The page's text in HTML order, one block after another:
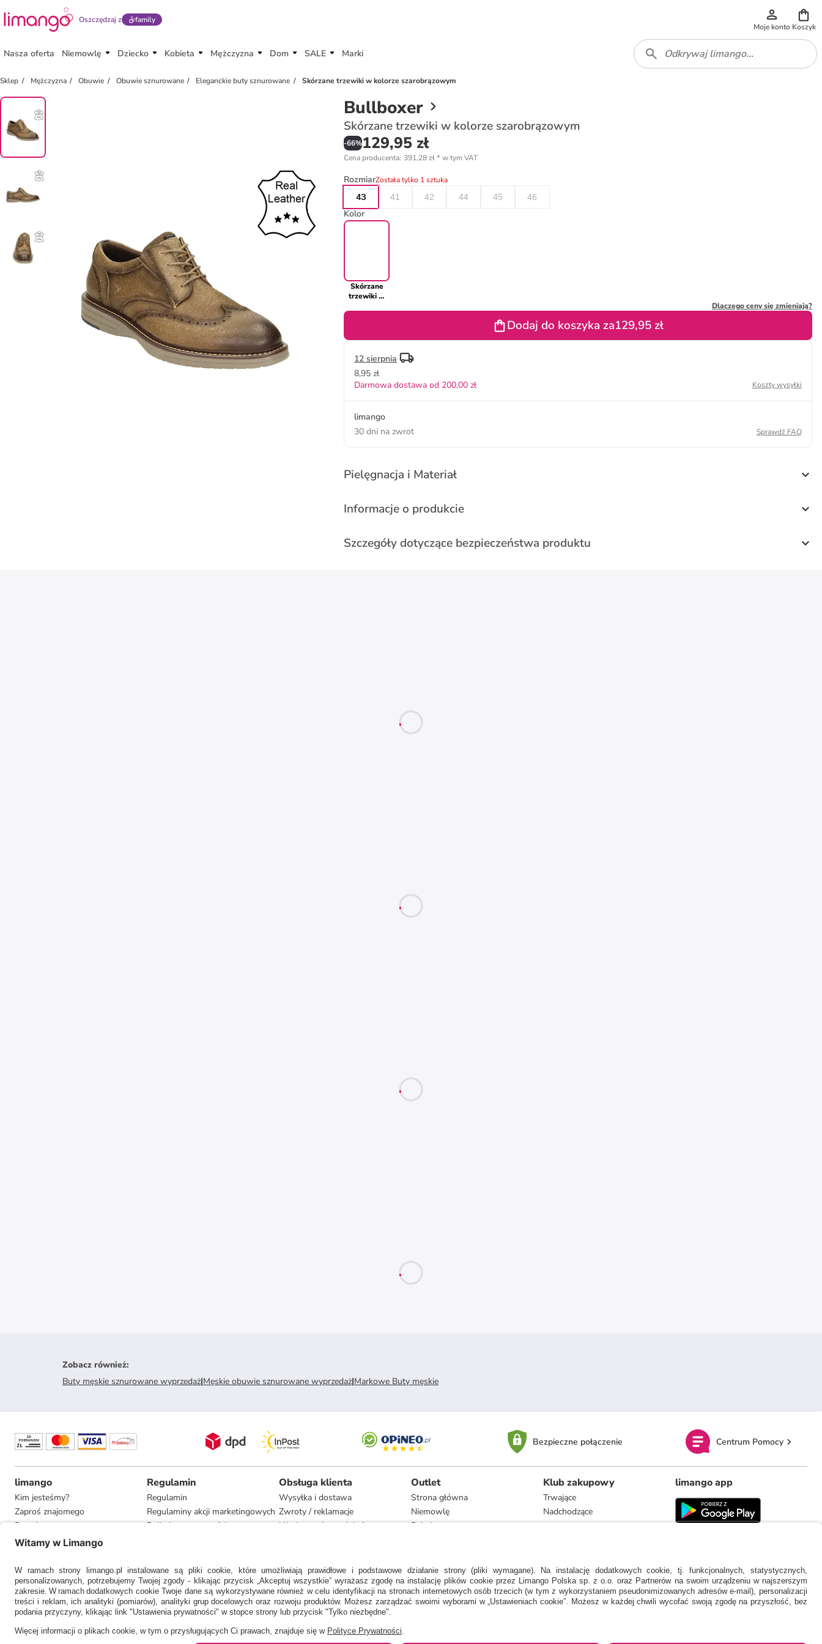
Oszczędzaj z family
Moje konto Koszyk
Nasza oferta Niemowlę Dziecko Kobieta Mężczyzna Dom SALE Marki
Sklep Mężczyzna Obuwie Obuwie sznurowane Eleganckie buty sznurowane Skórzane trzewiki w kolorze szarobrązowym
Bullboxer
Skórzane trzewiki w kolorze szarobrązowym
-66%129,95 zł
Cena producenta: 391,28 zł* w tym VAT
RozmiarZostała tylko 1 sztuka
43
41 42 44 45 46
Kolor
Skórzane
trzewiki w
szarobrązowym
Dlaczego ceny się zmieniają?
Dodaj do koszyka za129,95 zł
12 sierpnia
8,95 zł
Darmowa dostawa od 200,00 zł
Koszty wysyłki
limango
30 dni na zwrot
Sprawdź FAQ
Pielęgnacja i Materiał
Informacje o produkcie
Szczegóły dotyczące bezpieczeństwa produktu
Zobacz również:
Buty męskie sznurowane wyprzedaż|Męskie obuwie sznurowane wyprzedaż|Markowe Buty męskie
Bezpieczne połączenie Centrum Pomocy
limango
Kim jesteśmy?
Zaproś znajomego
Pracuj u nas
Informacje dla prasy
Regulamin
Regulamin
Regulaminy akcji marketingowych
Polityka prywatności
Obsługa klienta
Wysyłka i dostawa
Zwroty / reklamacje
Użytkowanie produktów
Zgodność z umową i naprawa
Outlet
Strona główna
Niemowlę
Dziecko
Dom
Marki
Klub zakupowy
Trwające
Nadchodzące
limango app